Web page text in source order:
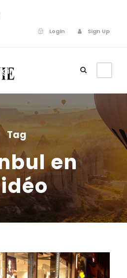
Login
Sign Up
Tag
en